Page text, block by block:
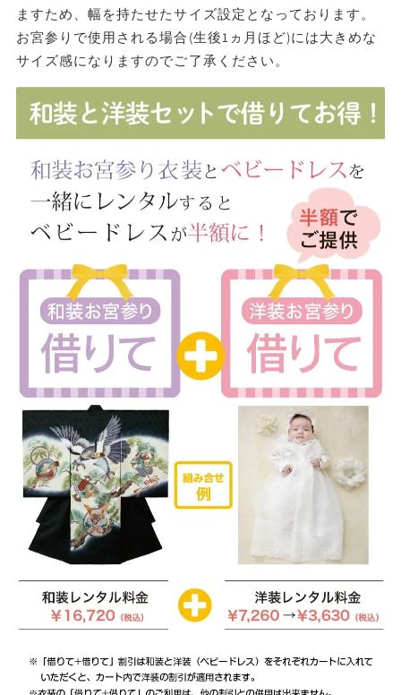
ますため、幅を持たせたサイズ設定となっております。
お宮参りで使用される場合(生後1ヵ月ほど)には大きめな
サイズ感になりますのでご了承ください。